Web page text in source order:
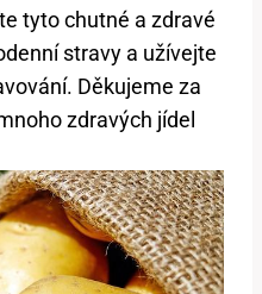
tyto chutné a zdravé
stravy a užívejte
Děkujeme za
zdravých jídel